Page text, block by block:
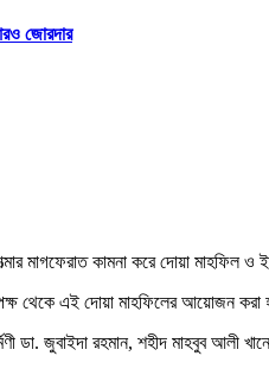
জোরদার
মাগফেরাত কামনা করে দোয়া
পক্ষ থেকে এই দোয়া মাহফিলের আয়োজন করা
ডা. জুবাইদা রহমান, শহীদ মাহবুব আলী